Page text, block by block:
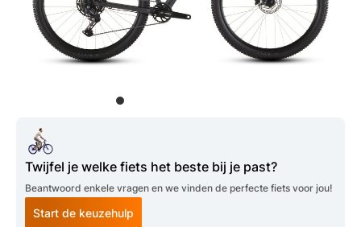
Twijfel je welke fiets het beste bij je past?
Beantwoord enkele vragen en we vinden de perfecte fiets voor jou!
Start de keuzehulp